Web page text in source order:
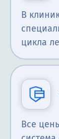
В
цикла
Все